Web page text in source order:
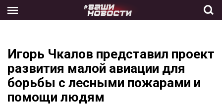
the
Игорь Чкалов представил проект
развития малой авиации для
борьбы с лесными пожарами и
помощи людям